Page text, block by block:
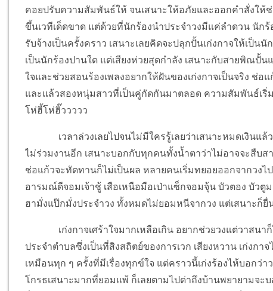
คอยปรับความสัมพันธ์ให้ จนเสนาะให้อภัยและออกคำสั่งให้
ขึ้นเวทีเด็ดขาด แต่ด้วยที่นักร้องนำประจำวงมีแค่ลำดวน นัก
รับจ้างเป็นครั้งคราว เสนาะเลยคิดจะปลุกปั้นเก่งกาจให้เป็
เป็นนักร้องปานใด แต่เสียงห่วยสุดกำลัง เสนาะกับสายพิณปั้
ใจและช่วยสอนร้องเพลงอยากให้ฝันของเก่งกาจเป็นจริง ช่อ
และแล้วสองหนุ่มสาวที่เป็นคู่กัดกันมาตลอด ความสัมพันธ์เริ่
โห่ฮี้โห่ฮิ๊ววววว
เวลาล่วงเลยไปจนไม่มีใครรู้เลยว่าเสนาะหมดเงิน
ไม่ร่วมงานอีก เสนาะบอกกับทุกคนทั้งน้ำตาว่าไม่อาจจะสืบส
ช่อแก้วจะทัดทานก็ไม่เป็นผล หลายคนเริ่มทยอยออกจากวงไ
อารมณ์ดีจอมเจ้าชู้ เสือเหนือมือเป่าแซ็กจอมจุ้น บัวตอง บัวตู
ฮามั่งแป๊กมั่งประจำวง ทั้งหมดไม่ยอมหนีจากวง แต่เสนาะ
เก่งกาจเศร้าใจมากเหลือเกิน อยากช่วยวงแต่วาสน
ประจำตำบลซึ่งเป็นที่สิงสถิตย์ของการเวก เสียงหวาน เก่งก
เหมือนทุก ๆ ครั้งที่มีเรื่องทุกข์ใจ แต่คราวนี้เก่งร้องไห้บอกว่
โกรธเสนาะมากที่ยอมแพ้ ก็เลยตามไปด่าถึงบ้านพยายามจะ